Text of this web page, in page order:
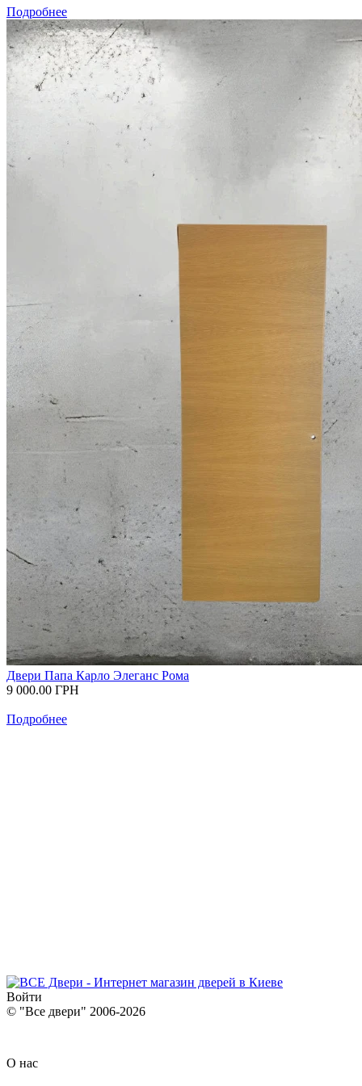
Подробнее
Двери Папа Карло Элеганс Рома
9 000.00 ГРН
Подробнее
Войти
© "Все двери" 2006-2026
О нас